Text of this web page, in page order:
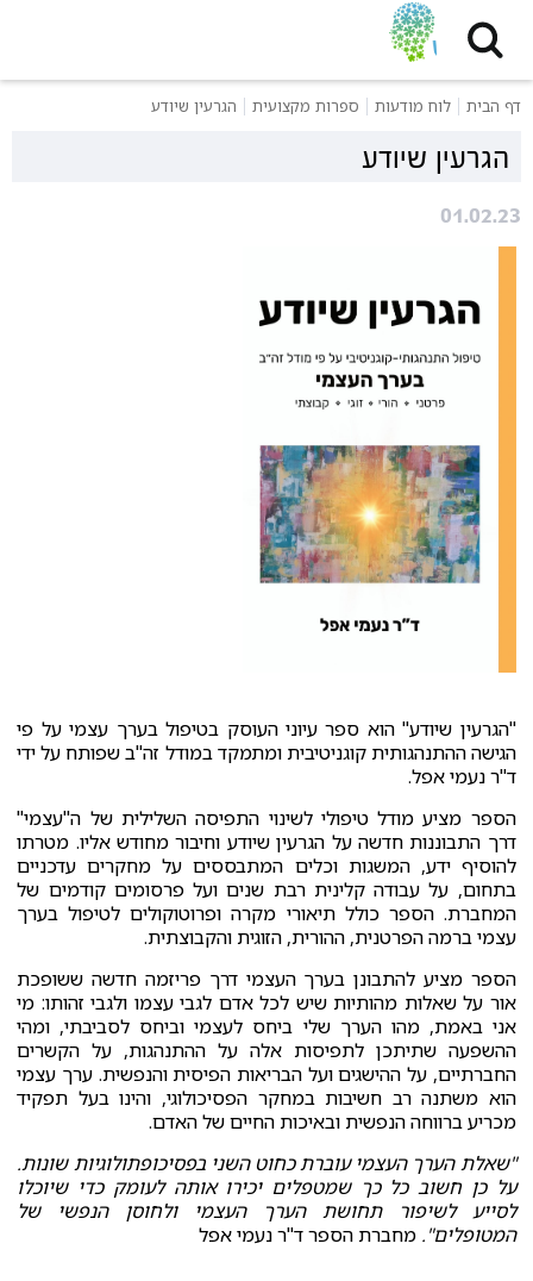
דף הבית לוח מודעות ספרות מקצועית הגרעין שיודע
הגרעין שיודע
01.02.23
"הגרעין שיודע" הוא ספר עיוני העוסק בטיפול בערך עצמי על פי
הגישה ההתנהגותית קוגניטיבית ומתמקד במודל זה"ב שפותח על ידי
ד"ר נעמי אפל.
הספר מציע מודל טיפולי לשינוי התפיסה השלילית של ה"עצמי"
דרך התבוננות חדשה על הגרעין שיודע וחיבור מחודש אליו. מטרתו
להוסיף ידע, המשגות וכלים המתבססים על מחקרים עדכניים
בתחום, על עבודה קלינית רבת שנים ועל פרסומים קודמים של
המחברת. הספר כולל תיאורי מקרה ופרוטוקולים לטיפול בערך
עצמי ברמה הפרטנית, ההורית, הזוגית והקבוצתית.
הספר מציע להתבונן בערך העצמי דרך פריזמה חדשה ששופכת
אור על שאלות מהותיות שיש לכל אדם לגבי עצמו ולגבי זהותו: מי
אני באמת, מהו הערך שלי ביחס לעצמי וביחס לסביבתי, ומהי
ההשפעה שתיתכן לתפיסות אלה על ההתנהגות, על הקשרים
החברתיים, על ההישגים ועל הבריאות הפיסית והנפשית. ערך עצמי
הוא משתנה רב חשיבות במחקר הפסיכולוגי, והינו בעל תפקיד
מכריע ברווחה הנפשית ובאיכות החיים של האדם.
"שאלת הערך העצמי עוברת כחוט השני בפסיכופתולוגיות שונות.
על כן חשוב כל כך שמטפלים יכירו אותה לעומק כדי שיוכלו
לסייע לשיפור תחושת הערך העצמי ולחוסן הנפשי של
המטופלים". מחברת הספר ד"ר נעמי אפל